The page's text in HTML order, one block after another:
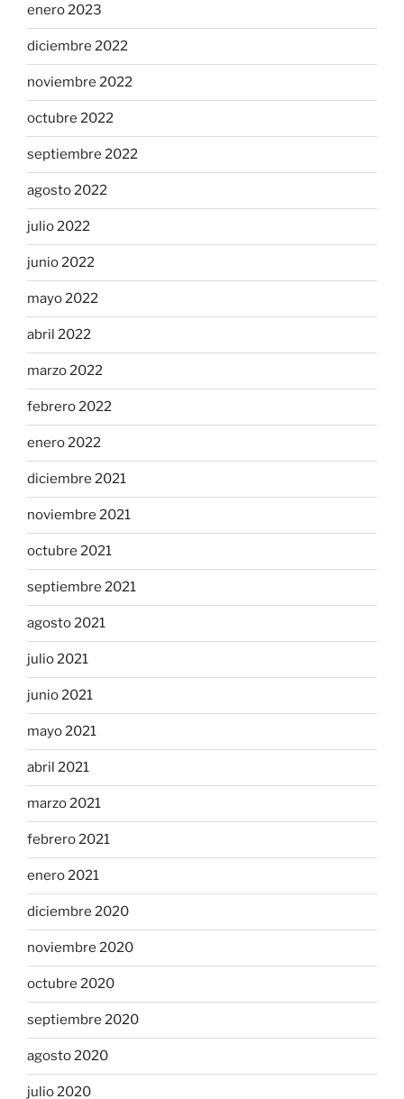
enero 2023
diciembre 2022
noviembre 2022
octubre 2022
septiembre 2022
agosto 2022
julio 2022
junio 2022
mayo 2022
abril 2022
marzo 2022
febrero 2022
enero 2022
diciembre 2021
noviembre 2021
octubre 2021
septiembre 2021
agosto 2021
julio 2021
junio 2021
mayo 2021
abril 2021
marzo 2021
febrero 2021
enero 2021
diciembre 2020
noviembre 2020
octubre 2020
septiembre 2020
agosto 2020
julio 2020